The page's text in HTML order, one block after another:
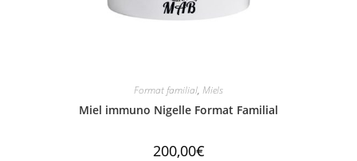
Format familial, Miels
Miel immuno Nigelle Format Familial
200,00€